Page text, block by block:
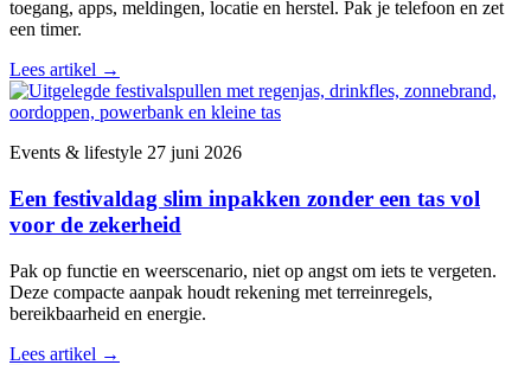
toegang, apps, meldingen, locatie en herstel. Pak je telefoon en zet
een timer.
Lees artikel →
Events & lifestyle 27 juni 2026
Een festivaldag slim inpakken zonder een tas vol
voor de zekerheid
Pak op functie en weerscenario, niet op angst om iets te vergeten.
Deze compacte aanpak houdt rekening met terreinregels,
bereikbaarheid en energie.
Lees artikel →